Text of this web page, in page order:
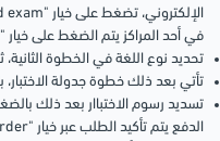
في أحد المراكز يتم الضغط على خيار "Test Center".
تحديد نوع اللغة في الخطوة الثانية،
تأتي بعد ذلك خطوة جدولة الاختبار،
الدفع يتم تأكيد الطلب عبر خيار "Submit Order".